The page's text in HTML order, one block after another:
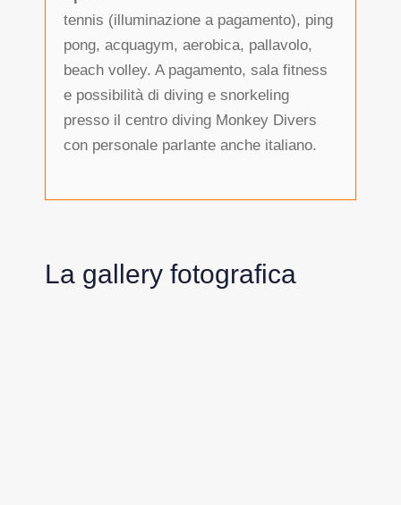
tennis (illuminazione a pagamento), ping
pong, acquagym, aerobica, pallavolo,
beach volley. A pagamento, sala fitness
e possibilità di diving e snorkeling
presso il centro diving Monkey Divers
con personale parlante anche italiano.
La gallery fotografica